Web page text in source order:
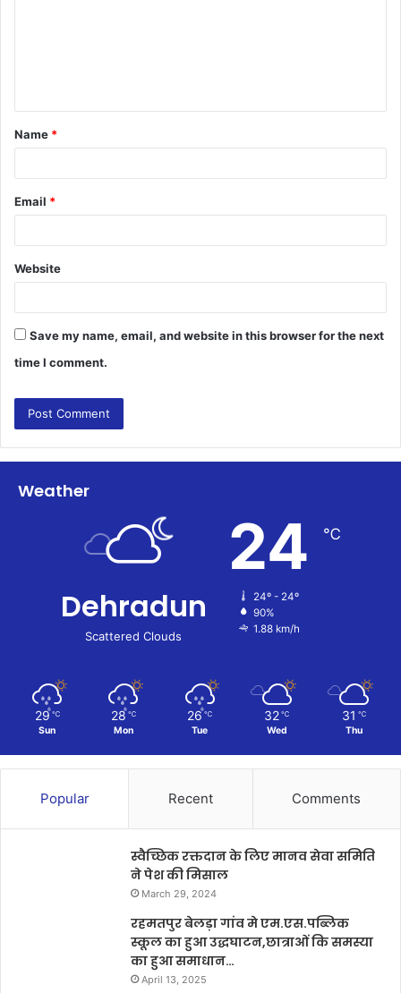
t
*
Name *
Email *
Website
Save my name, email, and website in this browser for the next
time I comment.
Weather
Dehradun
Scattered Clouds
24 ℃
24º - 24º
90%
1.88 km/h
29 ℃
Sun
28 ℃
Mon
26 ℃
Tue
32 ℃
Wed
31 ℃
Thu
Popular Recent Comments
स्वैच्छिक रक्तदान के लिए मानव सेवा समिति
ने पेश की मिसाल
March 29, 2024
रहमतपुर बेलड़ा गांव मे एम.एस.पब्लिक
स्कूल का हुआ उद्धघाटन,छात्राओं कि समस्या
का हुआ समाधान…
April 13, 2025